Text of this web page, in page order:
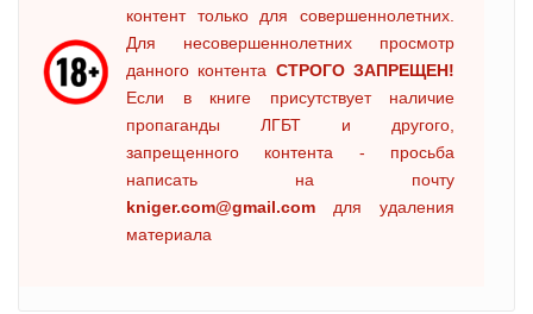
контент только для совершеннолетних.
Для несовершеннолетних просмотр
данного контента СТРОГО ЗАПРЕЩЕН!
Если в книге присутствует наличие
пропаганды ЛГБТ и другого,
запрещенного контента - просьба
написать на почту
kniger.com@gmail.com для удаления
материала